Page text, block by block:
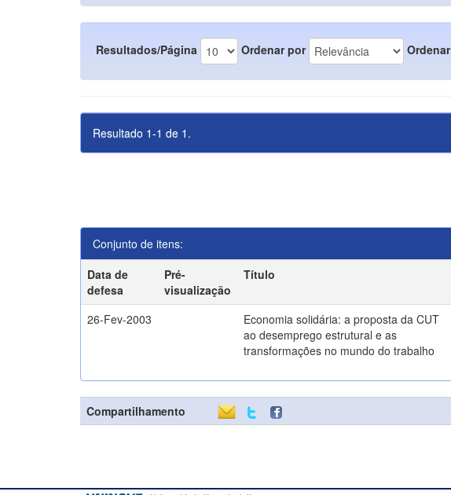
Resultados/Página Ordenar por Ordenar
Resultado 1-1 de 1.
Conjunto de itens:
Data de
defesa
Pré-
visualização
Título
26-Fev-2003
Economia solidária: a proposta da CUT
ao desemprego estrutural e as
transformações no mundo do trabalho
Compartilhamento